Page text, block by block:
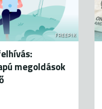
FREEPIK
megoldások